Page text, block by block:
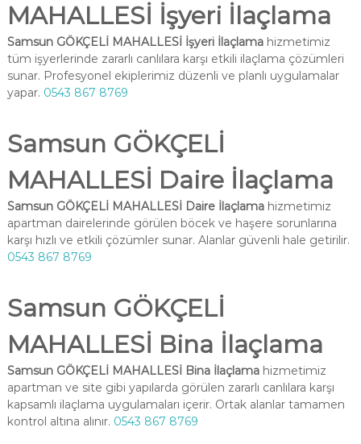
MAHALLESİ İşyeri İlaçlama
Samsun GÖKÇELİ MAHALLESİ İşyeri İlaçlamahizmetimiz
tüm işyerlerinde zararlı canlılara karşı etkili ilaçlama çözümleri
sunar. Profesyonel ekiplerimiz düzenli ve planlı uygulamalar
yapar. 0543 867 8769
Samsun GÖKÇELİ
MAHALLESİ Daire İlaçlama
Samsun GÖKÇELİ MAHALLESİ Daire İlaçlamahizmetimiz
apartman dairelerinde görülen böcek ve haşere sorunlarına
karşı hızlı ve etkili çözümler sunar. Alanlar güvenli hale getirilir.
0543 867 8769
Samsun GÖKÇELİ
MAHALLESİ Bina İlaçlama
Samsun GÖKÇELİ MAHALLESİ Bina İlaçlamahizmetimiz
apartman ve site gibi yapılarda görülen zararlı canlılara karşı
kapsamlı ilaçlama uygulamaları içerir. Ortak alanlar tamamen
kontrol altına alınır. 0543 867 8769